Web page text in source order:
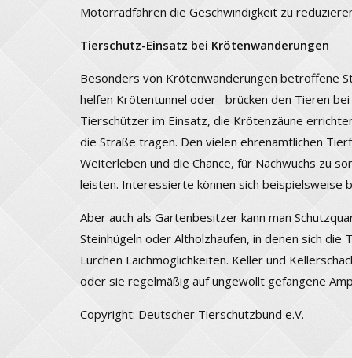
Motorradfahren die Geschwindigkeit zu
Tierschutz-Einsatz bei Krötenwanderungen
Besonders von Krötenwanderungen betroffene
helfen Krötentunnel oder –brücken den Tieren
Tierschützer im Einsatz, die Krötenzäune
die Straße tragen. Den vielen ehrenamtlichen
Weiterleben und die Chance, für Nachwuchs zu
leisten. Interessierte können sich beispielsweise
Aber auch als Gartenbesitzer kann man
Steinhügeln oder Altholzhaufen, in denen sich
Lurchen Laichmöglichkeiten. Keller und
oder sie regelmäßig auf ungewollt gefangene
Copyright: Deutscher Tierschutzbund e.V.